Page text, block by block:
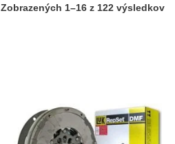
Zobrazených 1–16 z 122 výsledkov